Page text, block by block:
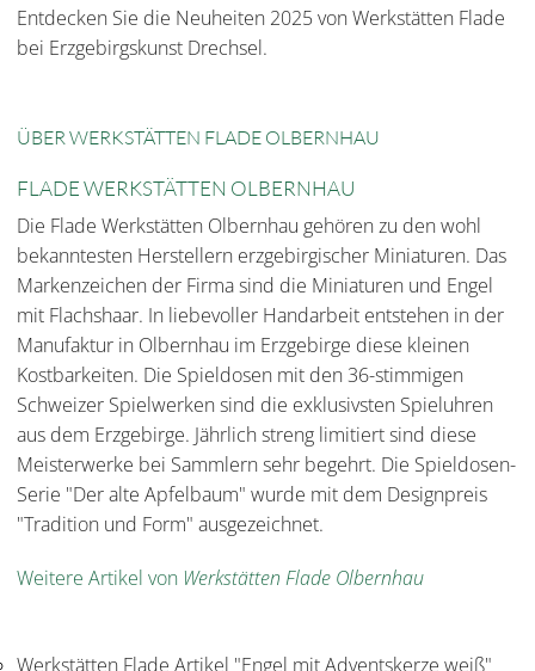
Entdecken Sie die Neuheiten 2025 von Werkstätten Flade
bei Erzgebirgskunst Drechsel.
ÜBER WERKSTÄTTEN FLADE OLBERNHAU
FLADE WERKSTÄTTEN OLBERNHAU
Die Flade Werkstätten Olbernhau gehören zu den wohl
bekanntesten Herstellern erzgebirgischer Miniaturen. Das
Markenzeichen der Firma sind die Miniaturen und Engel
mit Flachshaar. In liebevoller Handarbeit entstehen in der
Manufaktur in Olbernhau im Erzgebirge diese kleinen
Kostbarkeiten. Die Spieldosen mit den 36-stimmigen
Schweizer Spielwerken sind die exklusivsten Spieluhren
aus dem Erzgebirge. Jährlich streng limitiert sind diese
Meisterwerke bei Sammlern sehr begehrt. Die Spieldosen-
Serie "Der alte Apfelbaum" wurde mit dem Designpreis
"Tradition und Form" ausgezeichnet.
Weitere Artikel von Werkstätten Flade Olbernhau
Werkstätten Flade Artikel "Engel mit Adventskerze weiß"